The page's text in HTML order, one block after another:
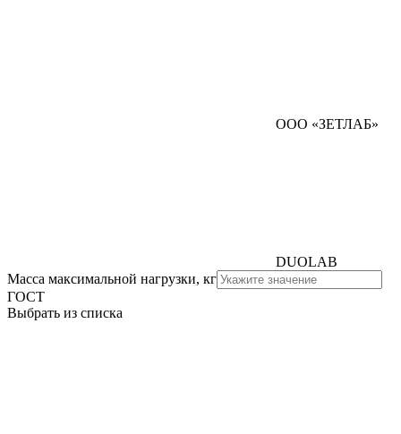
ООО «ЗЕТЛАБ»
DUOLAB
Масса максимальной нагрузки, кг
ГОСТ
Выбрать из списка